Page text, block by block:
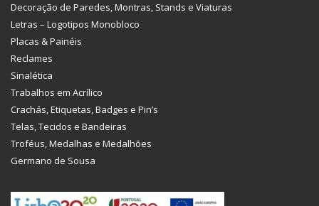
Decoração de Paredes, Montras, Stands e Viaturas
Letras – Logotipos Monobloco
Placas & Painéis
Reclames
Sinalética
Trabalhos em Acrílico
Crachás, Etiquetas, Badges e Pin’s
Telas, Tecidos e Bandeiras
Troféus, Medalhas e Medalhões
Germano de Sousa